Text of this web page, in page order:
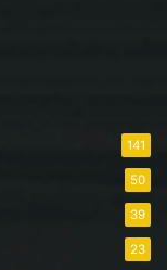
141
50
39
23